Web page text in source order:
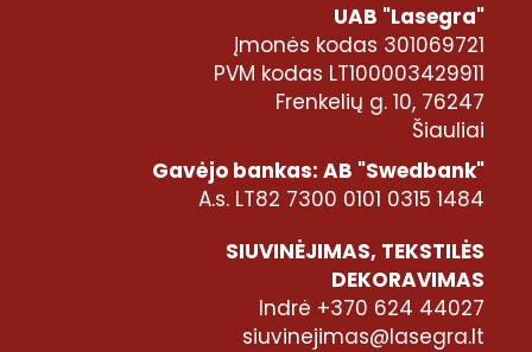
UAB "Lasegra"
Įmonės kodas 301069721
PVM kodas LT100003429911
Frenkelių g. 10, 76247
Šiauliai
Gavėjo bankas: AB "Swedbank"
A.s. LT82 7300 0101 0315 1484
SIUVINĖJIMAS, TEKSTILĖS
DEKORAVIMAS
Indrė +370 624 44027
siuvinejimas@lasegra.lt